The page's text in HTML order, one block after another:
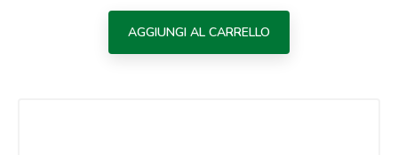
AGGIUNGI AL CARRELLO